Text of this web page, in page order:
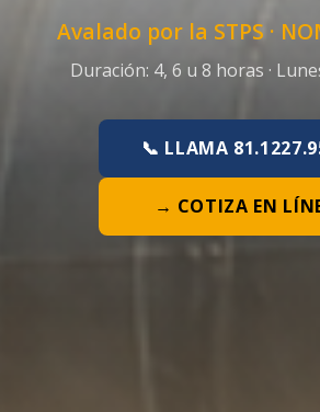
Avalado por la STPS ·
Duración: 4, 6 u 8 horas ·
📞 LLAMA
→ COTIZA EN